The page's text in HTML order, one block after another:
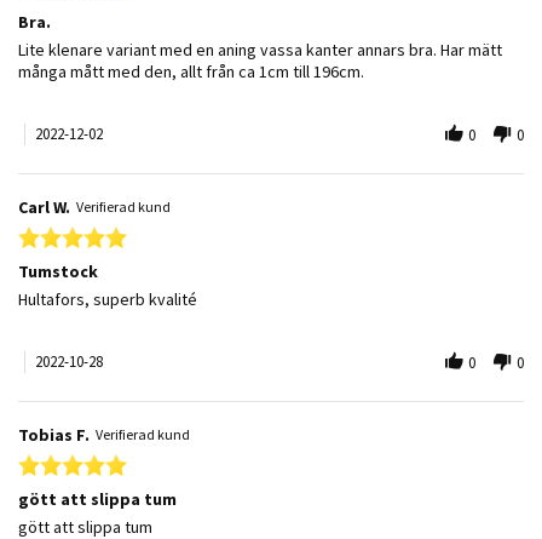
Bra.
Review by Krister J. on 2 Dec 2022
review stating Bra.
Lite klenare variant med en aning vassa kanter annars bra. Har mätt
många mått med den, allt från ca 1cm till 196cm.
2022-12-02 0 0
Carl W. Verifierad kund
5.0 star rating
Tumstock
Review by Carl W. on 28 Oct 2022
review stating Tumstock
Hultafors, superb kvalité
2022-10-28 0 0
Tobias F. Verifierad kund
5.0 star rating
gött att slippa tum
Review by Tobias F. on 22 Oct 2021
review stating gött att slippa tum
gött att slippa tum